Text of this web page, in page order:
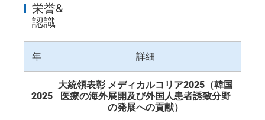
栄誉&
認識
年 詳細
2025
大統領表彰 メディカルコリア2025（韓国
医療の海外展開及び外国人患者誘致分野
の発展への貢献）